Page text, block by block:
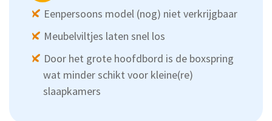
Eenpersoons model (nog) niet verkrijgbaar
Meubelviltjes laten snel los
Door het grote hoofdbord is de boxspring
wat minder schikt voor kleine(re)
slaapkamers